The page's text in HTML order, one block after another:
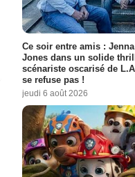
Ce soir entre amis :
Jones dans un solide
scénariste oscarisé de
se refuse pas !
jeudi 6 août 2026